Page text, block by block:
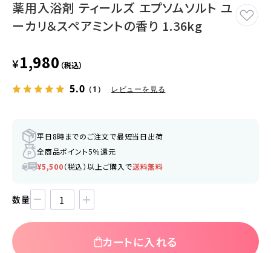
薬用入浴剤 ティールズ エプソムソルト ユ
ーカリ＆スペアミントの香り 1.36kg
¥1,980 （税込）
5.0 （1） レビューを見る
平日8時までのご注文で最短当日出荷
全商品ポイント5％還元
¥5,500（税込）以上ご購入で送料無料
数量
カートに入れる